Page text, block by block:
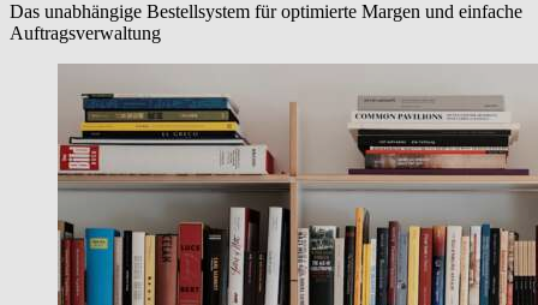
Das unabhängige Bestellsystem für optimierte Margen und einfache
Auftragsverwaltung